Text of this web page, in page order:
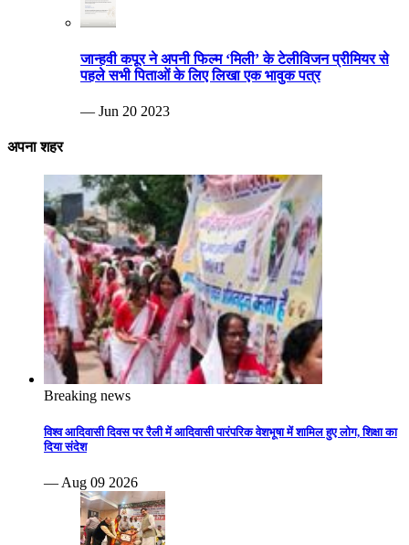
जान्हवी कपूर ने अपनी फिल्म ‘मिली’ के टेलीविजन प्रीमियर से
पहले सभी पिताओं के लिए लिखा एक भावुक पत्र
— Jun 20 2023
अपना शहर
Breaking news
विश्व आदिवासी दिवस पर रैली में आदिवासी पारंपरिक वेशभूषा में शामिल हुए लोग, शिक्षा का
दिया संदेश
— Aug 09 2026